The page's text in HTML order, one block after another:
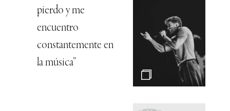
pierdo y me
encuentro
constantemente en
la música”